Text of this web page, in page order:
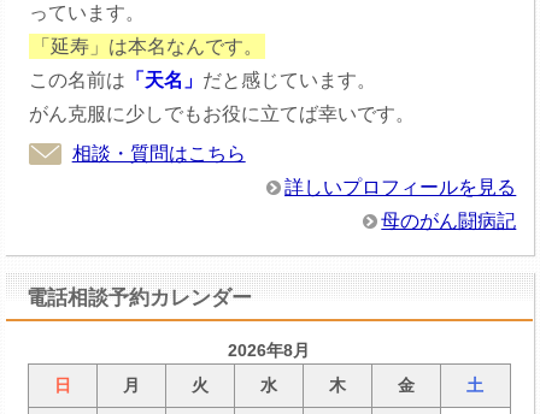
っています。
「延寿」は本名なんです。
この名前は 「天名」 だと感じています。
がん克服に少しでもお役に立てば幸いです。
相談・質問はこちら
詳しいプロフィールを見る
母のがん闘病記
電話相談予約カレンダー
2026年8月
日
月 火 水 木 金 土